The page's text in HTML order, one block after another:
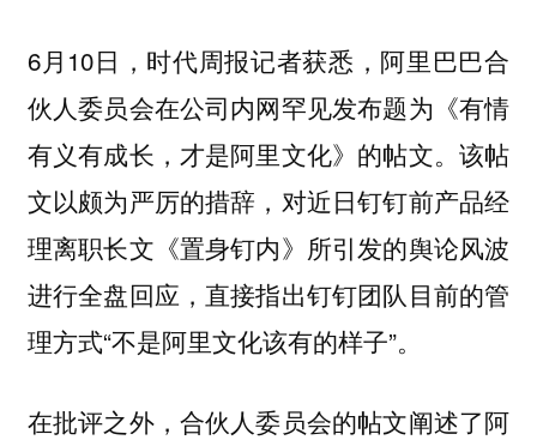
6月10日，时代周报记者获悉，阿里巴巴合
伙人委员会在公司内网罕见发布题为《有情
有义有成长，才是阿里文化》的帖文。该帖
文以颇为严厉的措辞，对近日钉钉前产品经
理离职长文《置身钉内》所引发的舆论风波
进行全盘回应，直接指出钉钉团队目前的管
理方式“不是阿里文化该有的样子”。
在批评之外，合伙人委员会的帖文阐述了阿